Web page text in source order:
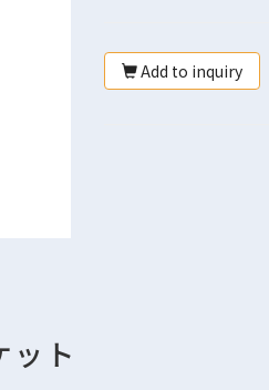
Add to inquiry
ット